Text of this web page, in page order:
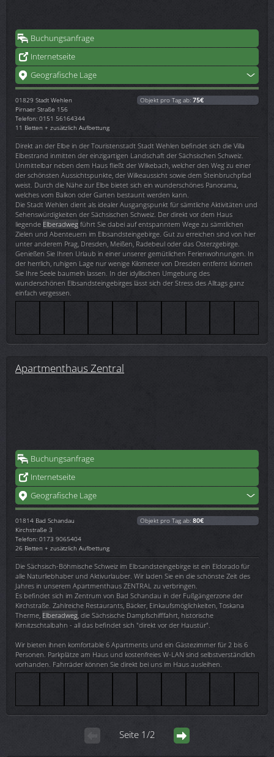
Buchungsanfrage
Internetseite
Geografische Lage
01829 Stadt Wehlen
Pirnaer Straße 156
Telefon: 0151 56164344
11 Betten + zusätzlich Aufbettung
Objekt pro Tag ab: 75€
Direkt an der Elbe in der Touristenstadt Stadt Wehlen befindet sich die Villa
Elbestrand inmitten der einzigartigen Landschaft der Sächsischen Schweiz.
Unmittelbar neben dem Haus fließt der Wilkebach, welcher den Weg zu einer
der schönsten Aussichtspunkte, der Wilkeaussicht sowie dem Steinbruchpfad
weist. Durch die Nähe zur Elbe bietet sich ein wunderschönes Panorama,
welches vom Balkon oder Garten bestaunt werden kann.
Die Stadt Wehlen dient als idealer Ausgangspunkt für sämtliche Aktivitäten und
Sehenswürdigkeiten der Sächsischen Schweiz. Der direkt vor dem Haus
liegende Elberadweg führt Sie dabei auf entspanntem Wege zu sämtlichen
Zielen und Abenteuern im Elbsandsteingebirge. Gut zu erreichen sind von hier
unter anderem Prag, Dresden, Meißen, Radebeul oder das Osterzgebirge.
Genießen Sie Ihren Urlaub in einer unserer gemütlichen Ferienwohnungen. In
der herrlich, ruhigen Lage nur wenige Kilometer von Dresden entfernt können
Sie Ihre Seele baumeln lassen. In der idyllischen Umgebung des
wunderschönen Elbsandsteingebirges lässt sich der Stress des Alltags ganz
einfach vergessen.
Apartmenthaus Zentral
Buchungsanfrage
Internetseite
Geografische Lage
01814 Bad Schandau
Kirchstraße 3
Telefon: 0173 9065404
26 Betten + zusätzlich Aufbettung
Objekt pro Tag ab: 80€
Die Sächsisch-Böhmische Schweiz im Elbsandsteingebirge ist ein Eldorado für
alle Naturliebhaber und Aktivurlauber. Wir laden Sie ein die schönste Zeit des
Jahres in unserem Apartmenthaus ZENTRAL zu verbringen.
Es befindet sich im Zentrum von Bad Schandau in der Fußgängerzone der
Kirchstraße. Zahlreiche Restaurants, Bäcker, Einkaufsmöglichkeiten, Toskana
Therme, Elberadweg , die Sächsische Dampfschifffahrt, historische
Kirnitzschtalbahn - all das befindet sich "direkt vor der Haustür".
Wir bieten ihnen komfortable 6 Apartments und ein Gästezimmer für 2 bis 6
Personen. Parkplätze am Haus und kostenfreies W-LAN sind selbstverständlich
vorhanden. Fahrräder können Sie direkt bei uns im Haus ausleihen.
Seite 1/2